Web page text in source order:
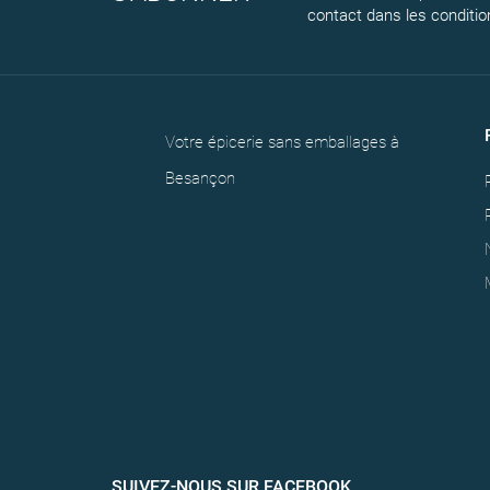
contact dans les
Votre épicerie sans emballages à
Besançon